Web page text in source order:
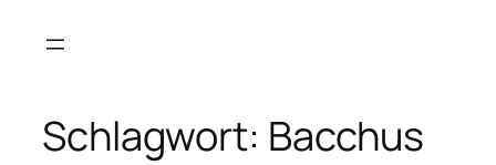
Inhalt
Schlagwort: Bacchus